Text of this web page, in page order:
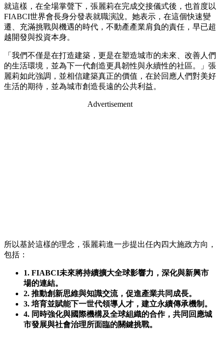
就這樣，在全場掌聲下，張麗莉在完成交接儀式後，也首度以
FIABCI世界會長身分發表就職演說。她表示，在這個快速變
遷、充滿挑戰與機遇的時代，不動產產業肩負的責任，早已超
越開發與投資本身。
「我們不僅是在打造建築，更是在塑造城市的未來、改善人們
的生活環境，並為下一代創造更具韌性與永續性的社區。」張
麗莉如此強調，並相信建築真正的價值，在於回應人們對美好
生活的期待，並為城市創造長遠的公共利益。
Advertisement
所以基於這樣的理念，張麗莉進一步提出任內四大施政方向，
包括：
1. FIABCI未來將持續擴大全球影響力，深化與新興市
場的連結。
2. 推動創新思維與知識交流，促進產業共同成長。
3. 培育並賦能下一世代領導人才，建立永續傳承機制。
4. 同時強化與國際機構及全球組織的合作，共同回應城
市發展與社會治理所面臨的關鍵挑戰。